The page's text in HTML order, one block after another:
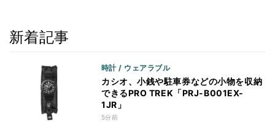
新着記事
時計 / ウェアラブル
カシオ、小銭や駐車券などの小物を収納
できるPRO TREK「PRJ-B001EX-
1JR」
5分前